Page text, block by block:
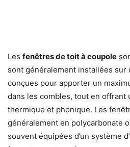
Les fenêtres de toit à coupole
sont généralement installées sur
conçues pour apporter un
dans les combles, tout en offrant
thermique et phonique. Les
généralement en polycarbonate
souvent équipées d’un système